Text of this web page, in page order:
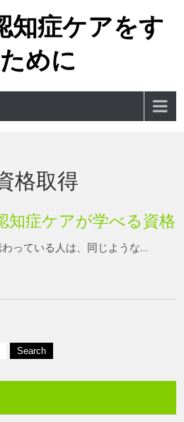
知症ケアをす
めに
格取得
知症ケアが学べる資格
っている人は、同じような…